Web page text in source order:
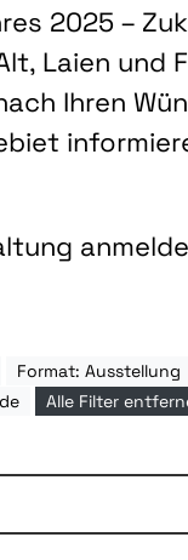
2025 –
Laien und
Ihren
Format: Ausstellung
Alle Filter